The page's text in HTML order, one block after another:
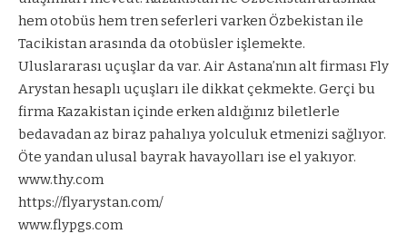
hem otobüs hem tren seferleri varken Özbekistan ile
Tacikistan arasında da otobüsler işlemekte.
Uluslararası uçuşlar da var. Air Astana’nın alt firması Fly
Arystan hesaplı uçuşları ile dikkat çekmekte. Gerçi bu
firma Kazakistan içinde erken aldığınız biletlerle
bedavadan az biraz pahalıya yolculuk etmenizi sağlıyor.
Öte yandan ulusal bayrak havayolları ise el yakıyor.
www.thy.com
https://flyarystan.com/
www.flypgs.com